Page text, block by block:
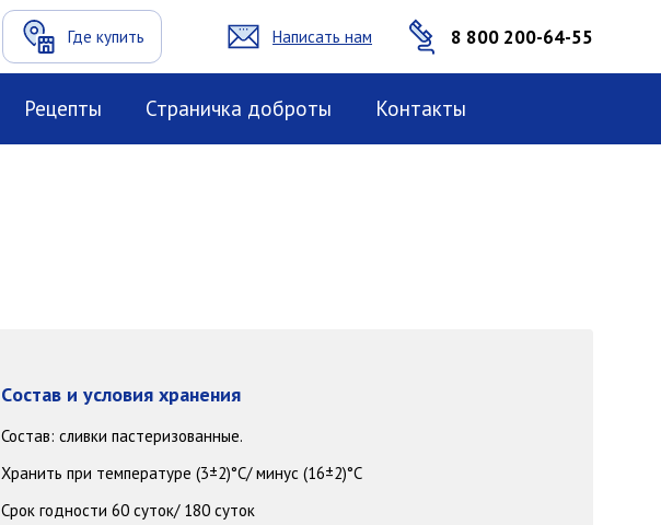
Где купить Написать нам 8 800 200-64-55
Рецепты Страничка доброты Контакты
Cостав и условия хранения
Состав: сливки пастеризованные.
Хранить при температуре (3±2)°С/ минус (16±2)°С
Срок годности 60 суток/ 180 суток